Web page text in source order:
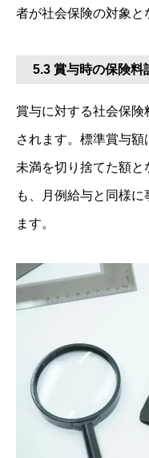
者が社会保険の対象と
5.3 賞与時の保険料
賞与に対する社会保
されます。標準賞与
未満を切り捨てた額
も、月例給与と同様
ます。